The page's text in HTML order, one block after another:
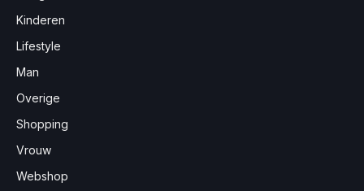
Kinderen
Lifestyle
Man
Overige
Shopping
Vrouw
Webshop